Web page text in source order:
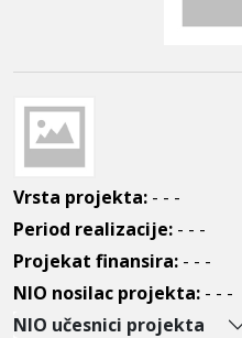
Vrsta projekta: - - -
Period realizacije: - - -
Projekat finansira: - - -
NIO nosilac projekta: - - -
NIO učesnici projekta